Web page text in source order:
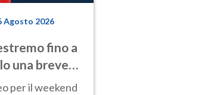
Agosto 2026
fino a
una breve
per il weekend